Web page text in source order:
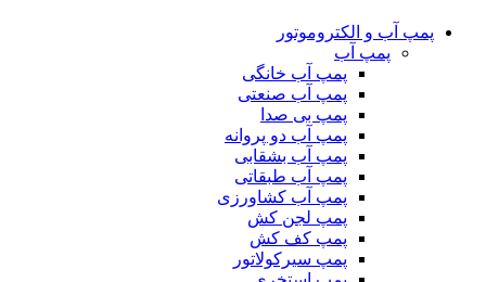
پمپ آب و الکتروموتور
پمپ آب
پمپ آب خانگی
پمپ آب صنعتی
پمپ بی صدا
پمپ آب دو پروانه
پمپ آب بشقابی
پمپ آب طبقاتی
پمپ آب کشاورزی
پمپ لجن کش
پمپ کف کش
پمپ سیرکولاتور